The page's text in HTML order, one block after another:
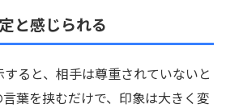
と感じられる
ると、相手は尊重されていないと
葉を挟むだけで、印象は大きく変